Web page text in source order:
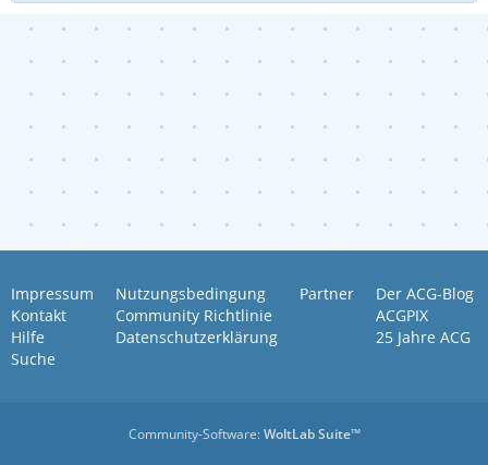
Impressum
Kontakt
Hilfe
Suche
Nutzungsbedingung
Community Richtlinie
Datenschutzerklärung
Partner
Der ACG-Blog
ACGPIX
25 Jahre ACG
Community-Software:WoltLab Suite™